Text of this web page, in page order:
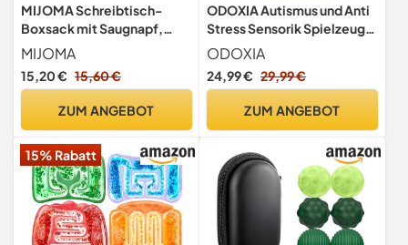
MIJOMA Schreibtisch-
Boxsack mit Saugnapf,
Anti-Stress Punching Ball
rot
MIJOMA
15,20 € 15,60 €
ZUM ANGEBOT
ODOXIA Autismus und Anti
Stress Sensorik Spielzeug
für Kinder mit Autismus und
ADHS – das Sequin Fabric
Sensory Board mit
Autisten | Sensory Wall
ODOXIA
24,99 € 29,99 €
ZUM ANGEBOT
15% Rabatt